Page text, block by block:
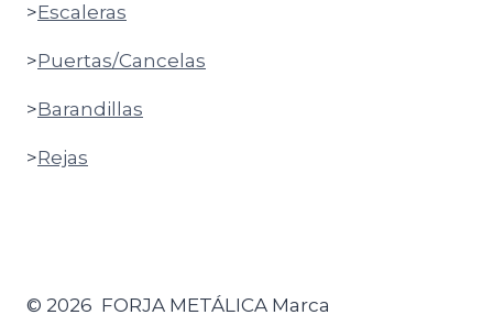
>Escaleras
>Puertas/Cancelas
>Barandillas
>Rejas
© 2026 FORJA METÁLICA Marca